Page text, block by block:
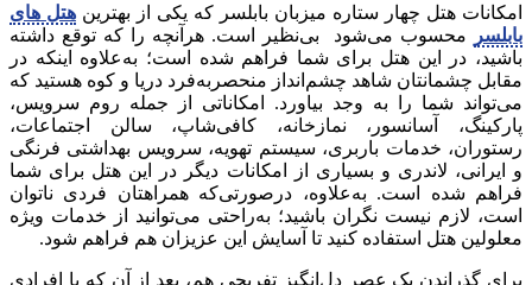
امکانات هتل چهار ستاره میزبان بابلسر که یکی از بهترین هتل های
بابلسر
محسوب می‌شود بی‌نظیر است. هرآنچه را که توقع داشته
باشید، در این هتل برای شما فراهم شده است؛ به‌علاوه اینکه در
مقابل چشمانتان شاهد چشم‌انداز منحصربه‌فرد دریا و کوه هستید که
می‌تواند شما را به وجد بیاورد. امکاناتی از جمله روم سرویس،
پارکینگ، آسانسور، نمازخانه، کافی‌شاپ، سالن اجتماعات،
رستوران، خدمات باربری، سیستم تهویه، سرویس بهداشتی فرنگی
و ایرانی، لاندری و بسیاری از امکانات دیگر در این هتل برای شما
فراهم شده است. به‌علاوه، درصورتی‌که همراهتان فردی ناتوان
است، لازم نیست نگران باشید؛ به‌راحتی می‌توانید از خدمات ویژه
معلولین هتل استفاده کنید تا آسایش این عزیزان هم فراهم شود.
برای گذراندن یک عصر دل‌انگیز تفریحی هم، بعد از آن که با افرادی